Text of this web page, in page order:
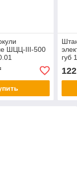
ШЦЦ-III-500
губ